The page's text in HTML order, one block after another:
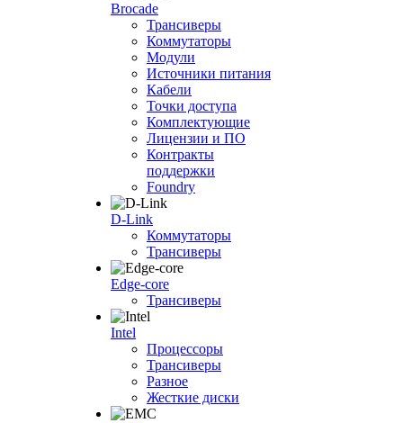
Brocade
Трансиверы
Коммутаторы
Модули
Источники питания
Кабели
Точки доступа
Комплектующие
Лицензии и ПО
Контракты
поддержки
Foundry
D-Link
Коммутаторы
Трансиверы
Edge-core
Трансиверы
Intel
Процессоры
Трансиверы
Разное
Жесткие диски